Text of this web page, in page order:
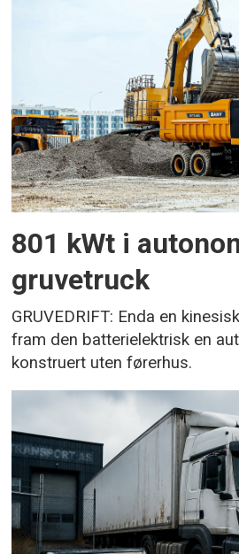
801 kWt i
gruvetruck
GRUVEDRIFT: Enda en
fram den batterielektrisk en
konstruert uten førerhus.